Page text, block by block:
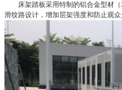
床架踏板采用特制的铝合金型材（
滑纹路设计，增加层架强度和防止观众